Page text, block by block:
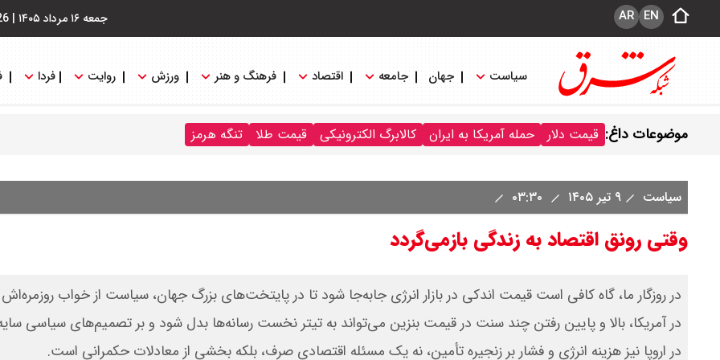
جمعه ۱۶ مرداد ۱۴۰۵ | EN
AR
سیاست جهان جامعه اقتصاد فرهنگ و هنر ورزش روایت فردا
موضوعات داغ: قیمت دلار حمله آمریکا به ایران کالابرگ الکترونیکی قیمت طلا تنگه هرمز
سیاست ۹ تیر ۱۴۰۵
وقتی رونق اقتصاد به زندگی بازمی‌گردد
در روزگار ما، گاه کافی است قیمت اندکی در بازار انرژی جابه‌جا شود تا در پایتخت‌های بزرگ جهان، سیاست از خواب روزمره‌اش
در آمریکا، بالا و پایین رفتن چند سنت در قیمت بنزین می‌تواند به تیتر نخست رسانه‌ها بدل شود و بر تصمیم‌های سیاسی سایه
در اروپا نیز‌ هزینه انرژی و فشار بر زنجیره تأمین، نه یک مسئله اقتصادی صرف، بلکه بخشی از معادلات حکمرانی است.